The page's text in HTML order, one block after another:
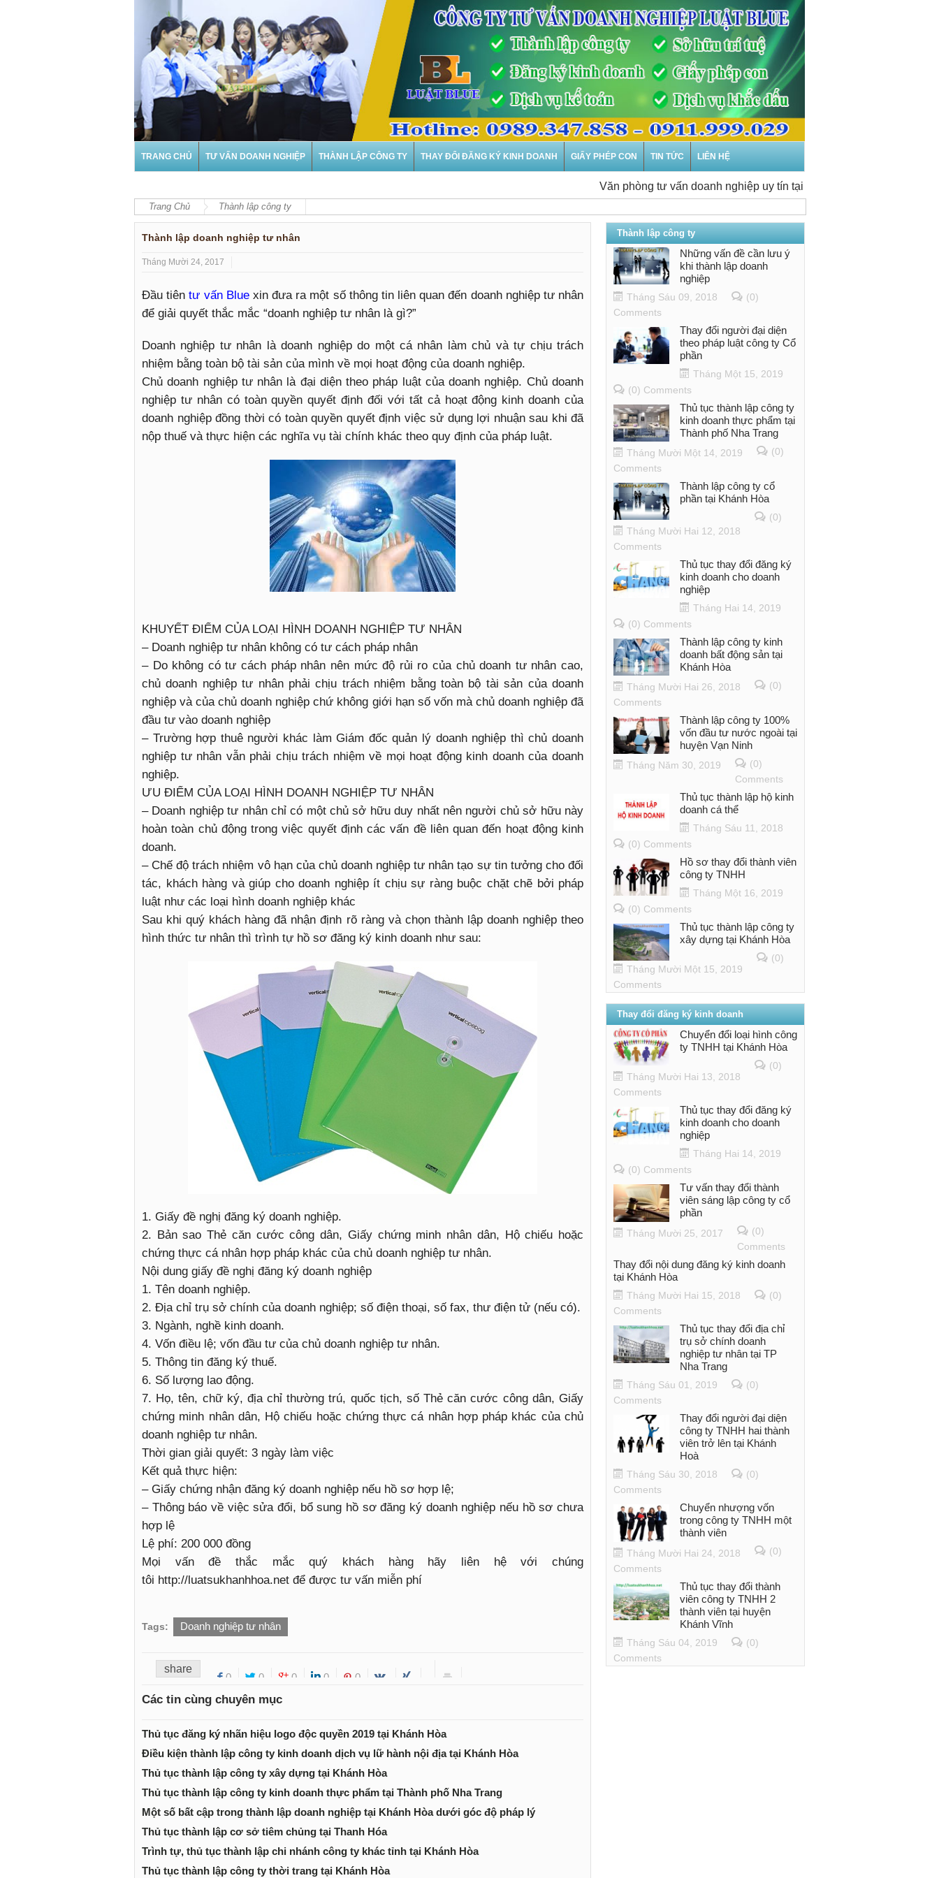
TRANG CHỦ TƯ VẤN DOANH NGHIỆP THÀNH LẬP CÔNG TY THAY ĐỔI ĐĂNG KÝ KINH DOANH GIẤY PHÉP CON TIN TỨC LIÊN HỆ
Văn phòng tư vấn doanh nghiệp uy tín tại Khánh Hòa
Trang Chủ Thành lập công ty
Thành lập doanh nghiệp tư nhân
Tháng Mười 24, 2017
Đầu tiên tư vấn Bluexin đưa ra một số thông tin liên quan đến doanh nghiệp tư nhân
để giải quyết thắc mắc “doanh nghiệp tư nhân là gì?”
Doanh nghiệp tư nhân là doanh nghiệp do một cá nhân làm chủ và tự chịu trách
nhiệm bằng toàn bộ tài sản của mình về mọi hoạt động của doanh nghiệp.
Chủ doanh nghiệp tư nhân là đại diện theo pháp luật của doanh nghiệp. Chủ doanh
nghiệp tư nhân có toàn quyền quyết định đối với tất cả hoạt động kinh doanh của
doanh nghiệp đồng thời có toàn quyền quyết định việc sử dụng lợi nhuận sau khi đã
nộp thuế và thực hiện các nghĩa vụ tài chính khác theo quy định của pháp luật.
KHUYẾT ĐIỂM CỦA LOẠI HÌNH DOANH NGHIỆP TƯ NHÂN
– Doanh nghiệp tư nhân không có tư cách pháp nhân
– Do không có tư cách pháp nhân nên mức độ rủi ro của chủ doanh tư nhân cao,
chủ doanh nghiệp tư nhân phải chịu trách nhiệm bằng toàn bộ tài sản của doanh
nghiệp và của chủ doanh nghiệp chứ không giới hạn số vốn mà chủ doanh nghiệp đã
đầu tư vào doanh nghiệp
– Trường hợp thuê người khác làm Giám đốc quản lý doanh nghiệp thì chủ doanh
nghiệp tư nhân vẫn phải chịu trách nhiệm về mọi hoạt động kinh doanh của doanh
nghiệp.
ƯU ĐIỂM CỦA LOẠI HÌNH DOANH NGHIỆP TƯ NHÂN
– Doanh nghiệp tư nhân chỉ có một chủ sở hữu duy nhất nên người chủ sở hữu này
hoàn toàn chủ động trong việc quyết định các vấn đề liên quan đến hoạt động kinh
doanh.
– Chế độ trách nhiệm vô hạn của chủ doanh nghiệp tư nhân tạo sự tin tưởng cho đối
tác, khách hàng và giúp cho doanh nghiệp ít chịu sự ràng buộc chặt chẽ bởi pháp
luật như các loại hình doanh nghiệp khác
Sau khi quý khách hàng đã nhận định rõ ràng và chọn thành lập doanh nghiệp theo
hình thức tư nhân thì trình tự hồ sơ đăng ký kinh doanh như sau:
1. Giấy đề nghị đăng ký doanh nghiệp.
2. Bản sao Thẻ căn cước công dân, Giấy chứng minh nhân dân, Hộ chiếu hoặc
chứng thực cá nhân hợp pháp khác của chủ doanh nghiệp tư nhân.
Nội dung giấy đề nghị đăng ký doanh nghiệp
1. Tên doanh nghiệp.
2. Địa chỉ trụ sở chính của doanh nghiệp; số điện thoại, số fax, thư điện tử (nếu có).
3. Ngành, nghề kinh doanh.
4. Vốn điều lệ; vốn đầu tư của chủ doanh nghiệp tư nhân.
5. Thông tin đăng ký thuế.
6. Số lượng lao động.
7. Họ, tên, chữ ký, địa chỉ thường trú, quốc tịch, số Thẻ căn cước công dân, Giấy
chứng minh nhân dân, Hộ chiếu hoặc chứng thực cá nhân hợp pháp khác của chủ
doanh nghiệp tư nhân.
Thời gian giải quyết: 3 ngày làm việc
Kết quả thực hiện:
– Giấy chứng nhận đăng ký doanh nghiệp nếu hồ sơ hợp lệ;
– Thông báo về việc sửa đổi, bổ sung hồ sơ đăng ký doanh nghiệp nếu hồ sơ chưa
hợp lệ
Lệ phí: 200 000 đồng
Mọi vấn đề thắc mắc quý khách hàng hãy liên hệ với chúng
tôi http://luatsukhanhhoa.net để được tư vấn miễn phí
Tags: Doanh nghiệp tư nhân
share
0 0 0 0 0
Các tin cùng chuyên mục
Thủ tục đăng ký nhãn hiệu logo độc quyền 2019 tại Khánh Hòa
Điều kiện thành lập công ty kinh doanh dịch vụ lữ hành nội địa tại Khánh Hòa
Thủ tục thành lập công ty xây dựng tại Khánh Hòa
Thủ tục thành lập công ty kinh doanh thực phẩm tại Thành phố Nha Trang
Một số bất cập trong thành lập doanh nghiệp tại Khánh Hòa dưới góc độ pháp lý
Thủ tục thành lập cơ sở tiêm chủng tại Thanh Hóa
Trình tự, thủ tục thành lập chi nhánh công ty khác tỉnh tại Khánh Hòa
Thủ tục thành lập công ty thời trang tại Khánh Hòa
Thành lập công ty
Những vấn đề cần lưu ý
khi thành lập doanh
nghiệp
Tháng Sáu 09, 2018
(0)
Comments
Thay đổi người đại diện
theo pháp luật công ty Cổ
phần
Tháng Một 15, 2019
(0) Comments
Thủ tục thành lập công ty
kinh doanh thực phẩm tại
Thành phố Nha Trang
Tháng Mười Một 14, 2019
(0)
Comments
Thành lập công ty cổ
phần tại Khánh Hòa
Tháng Mười Hai 12, 2018
(0)
Comments
Thủ tục thay đổi đăng ký
kinh doanh cho doanh
nghiệp
Tháng Hai 14, 2019
(0) Comments
Thành lập công ty kinh
doanh bất động sản tại
Khánh Hòa
Tháng Mười Hai 26, 2018
(0)
Comments
Thành lập công ty 100%
vốn đầu tư nước ngoài tại
huyện Vạn Ninh
Tháng Năm 30, 2019
(0)
Comments
Thủ tục thành lập hộ kinh
doanh cá thể
Tháng Sáu 11, 2018
(0) Comments
Hồ sơ thay đổi thành viên
công ty TNHH
Tháng Một 16, 2019
(0) Comments
Thủ tục thành lập công ty
xây dựng tại Khánh Hòa
Tháng Mười Một 15, 2019
(0)
Comments
Thay đổi đăng ký kinh doanh
Chuyển đổi loại hình công
ty TNHH tại Khánh Hòa
Tháng Mười Hai 13, 2018
(0)
Comments
Thủ tục thay đổi đăng ký
kinh doanh cho doanh
nghiệp
Tháng Hai 14, 2019
(0) Comments
Tư vấn thay đổi thành
viên sáng lập công ty cổ
phần
Tháng Mười 25, 2017
(0)
Comments
Thay đổi nội dung đăng ký kinh doanh
tại Khánh Hòa
Tháng Mười Hai 15, 2018
(0)
Comments
Thủ tục thay đổi địa chỉ
trụ sở chính doanh
nghiệp tư nhân tại TP
Nha Trang
Tháng Sáu 01, 2019
(0)
Comments
Thay đổi người đại diện
công ty TNHH hai thành
viên trở lên tại Khánh
Hoà
Tháng Sáu 30, 2018
(0)
Comments
Chuyển nhượng vốn
trong công ty TNHH một
thành viên
Tháng Mười Hai 24, 2018
(0)
Comments
Thủ tục thay đổi thành
viên công ty TNHH 2
thành viên tại huyện
Khánh Vĩnh
Tháng Sáu 04, 2019
(0)
Comments